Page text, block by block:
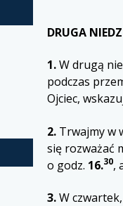
DRUGA
1.W drugą
podczas
Ojciec,
2. Trwajmy w
się rozważać
o godz. 16.30,
3.W